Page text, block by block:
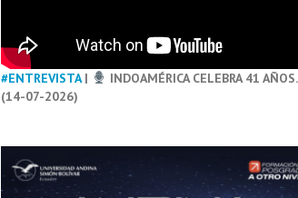
#ENTREVISTA|
INDOAMÉRICA CELEBRA 41 AÑOS.
(14-07-2026)